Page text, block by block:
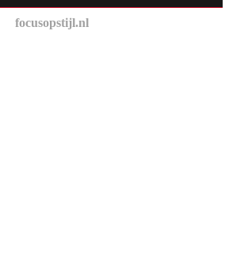
focusopstijl.nl